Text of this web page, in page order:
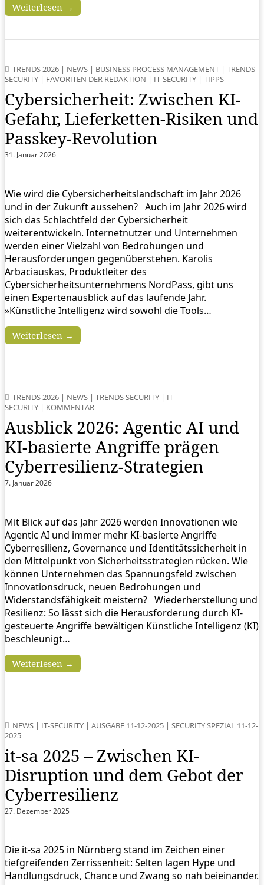
Weiterlesen →
TRENDS 2026 | NEWS | BUSINESS PROCESS MANAGEMENT | TRENDS
SECURITY | FAVORITEN DER REDAKTION | IT-SECURITY | TIPPS
Cybersicherheit: Zwischen KI-
Gefahr, Lieferketten-Risiken und
Passkey-Revolution
31. Januar 2026
Wie wird die Cybersicherheitslandschaft im Jahr 2026
und in der Zukunft aussehen? Auch im Jahr 2026 wird
sich das Schlachtfeld der Cybersicherheit
weiterentwickeln. Internetnutzer und Unternehmen
werden einer Vielzahl von Bedrohungen und
Herausforderungen gegenüberstehen. Karolis
Arbaciauskas, Produktleiter des
Cybersicherheitsunternehmens NordPass, gibt uns
einen Expertenausblick auf das laufende Jahr.
»Künstliche Intelligenz wird sowohl die Tools…
Weiterlesen →
TRENDS 2026 | NEWS | TRENDS SECURITY | IT-
SECURITY | KOMMENTAR
Ausblick 2026: Agentic AI und
KI-basierte Angriffe prägen
Cyberresilienz-Strategien
7. Januar 2026
Mit Blick auf das Jahr 2026 werden Innovationen wie
Agentic AI und immer mehr KI-basierte Angriffe
Cyberresilienz, Governance und Identitätssicherheit in
den Mittelpunkt von Sicherheitsstrategien rücken. Wie
können Unternehmen das Spannungsfeld zwischen
Innovationsdruck, neuen Bedrohungen und
Widerstandsfähigkeit meistern? Wiederherstellung und
Resilienz: So lässt sich die Herausforderung durch KI-
gesteuerte Angriffe bewältigen Künstliche Intelligenz (KI)
beschleunigt…
Weiterlesen →
NEWS | IT-SECURITY | AUSGABE 11-12-2025 | SECURITY SPEZIAL 11-12-
2025
it-sa 2025 – Zwischen KI-
Disruption und dem Gebot der
Cyberresilienz
27. Dezember 2025
Die it-sa 2025 in Nürnberg stand im Zeichen einer
tiefgreifenden Zerrissenheit: Selten lagen Hype und
Handlungsdruck, Chance und Zwang so nah beieinander.